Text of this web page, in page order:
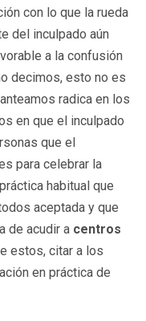
con lo que la rueda
del inculpado aún
a la confusión
decimos, esto no es
radica en los
en que el inculpado
que el
para celebrar la
habitual que
aceptada y que
de acudir a centros
estos, citar a los
en práctica de